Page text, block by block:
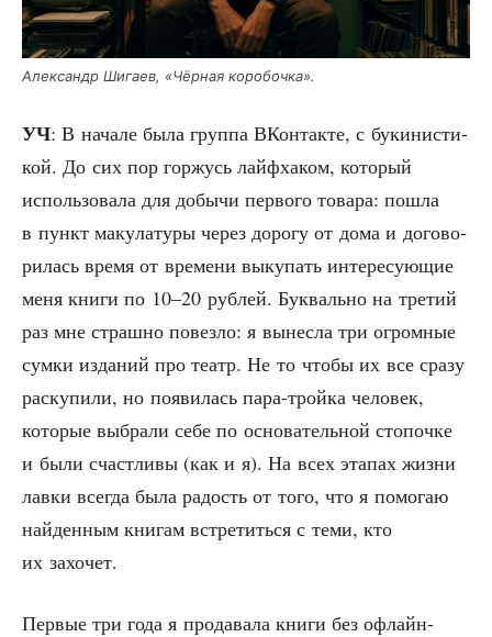
Алек­сандр Шига­ев, «Чёр­ная коробочка».
УЧ: В нача­ле была груп­па ВКон­так­те, с буки­ни­сти­
кой. До сих пор гор­жусь лай­фх­а­ком, кото­рый
исполь­зо­ва­ла для добы­чи пер­во­го това­ра: пошла
в пункт маку­ла­ту­ры через доро­гу от дома и дого­во­
ри­лась вре­мя от вре­ме­ни выку­пать инте­ре­су­ю­щие
меня кни­ги по 10–20 руб­лей. Бук­валь­но на тре­тий
раз мне страш­но повез­ло: я вынес­ла три огром­ные
сум­ки изда­ний про театр. Не то что­бы их все сра­зу
рас­ку­пи­ли, но появи­лась пара-трой­ка чело­век,
кото­рые выбра­ли себе по осно­ва­тель­ной сто­поч­ке
и были счаст­ли­вы (как и я). На всех эта­пах жиз­ни
лав­ки все­гда была радость от того, что я помо­гаю
най­ден­ным кни­гам встре­тить­ся с теми, кто
их захочет.
Пер­вые три года я про­да­ва­ла кни­ги без офлайн-